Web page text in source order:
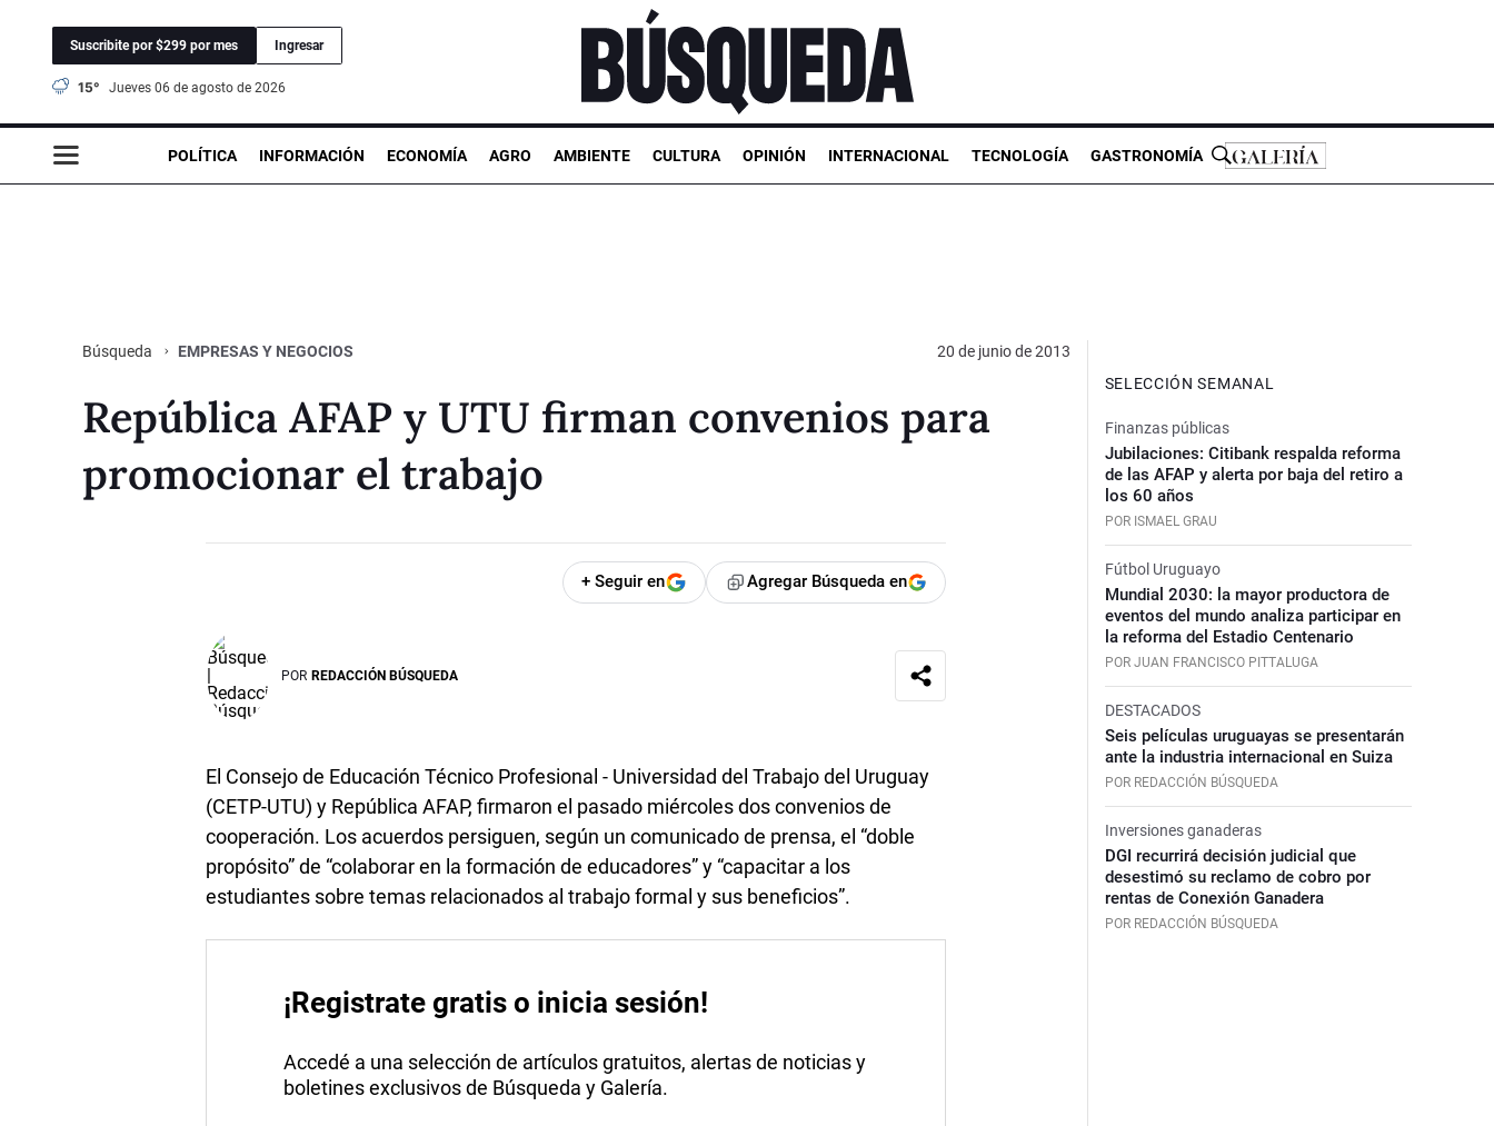
Suscribite por $299 por mes Ingresar
15° jueves 06 de agosto de 2026
POLÍTICA INFORMACIÓN ECONOMÍA AGRO AMBIENTE CULTURA OPINIÓN INTERNACIONAL TECNOLOGÍA GASTRONOMÍA
Búsqueda EMPRESAS Y NEGOCIOS 20 de junio de 2013
República AFAP y UTU firman convenios para
promocionar el trabajo
+ Seguir en Agregar Búsqueda en
POR REDACCIÓN BÚSQUEDA
El Consejo de Educación Técnico Profesional - Universidad del Trabajo del Uruguay
(CETP-UTU) y República AFAP, firmaron el pasado miércoles dos convenios de
cooperación. Los acuerdos persiguen, según un comunicado de prensa, el “doble
propósito” de “colaborar en la formación de educadores” y “capacitar a los
estudiantes sobre temas relacionados al trabajo formal y sus beneficios”.
¡Registrate gratis o inicia sesión!
Accedé a una selección de artículos gratuitos, alertas de noticias y
boletines exclusivos de Búsqueda y Galería.
SELECCIÓN SEMANAL
Finanzas públicas
Jubilaciones: Citibank respalda reforma
de las AFAP y alerta por baja del retiro a
los 60 años
POR ISMAEL GRAU
Fútbol Uruguayo
Mundial 2030: la mayor productora de
eventos del mundo analiza participar en
la reforma del Estadio Centenario
POR JUAN FRANCISCO PITTALUGA
DESTACADOS
Seis películas uruguayas se presentarán
ante la industria internacional en Suiza
POR REDACCIÓN BÚSQUEDA
Inversiones ganaderas
DGI recurrirá decisión judicial que
desestimó su reclamo de cobro por
rentas de Conexión Ganadera
POR REDACCIÓN BÚSQUEDA